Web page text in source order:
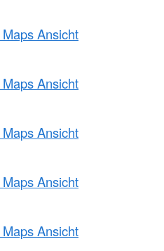
Ansicht
Ansicht
Ansicht
Ansicht
Ansicht